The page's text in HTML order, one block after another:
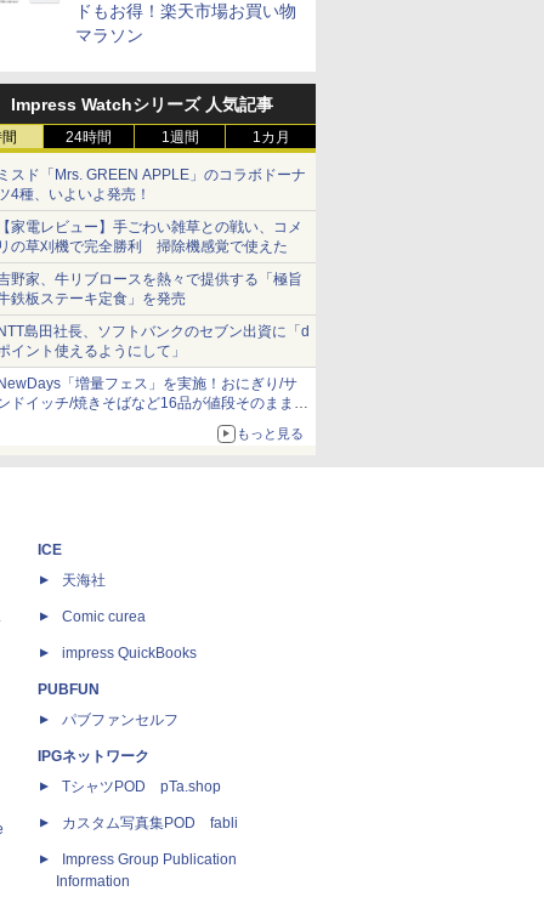
ドもお得！楽天市場お買い物
マラソン
Impress Watchシリーズ 人気記事
24時間 1週間 1カ月
スド「Mrs. GREEN APPLE」のコラボドーナ
4種、いよいよ発売！
家電レビュー】手ごわい雑草との戦い、コメ
の草刈機で完全勝利 掃除機感覚で使えた
野家、牛リブロースを熱々で提供する「極旨
鉄板ステーキ定食」を発売
島田社長、ソフトバンクのセブン出資に「d
イント使えるようにして」
「増量フェス」を実施！おにぎり/サ
ドイッチ/焼きそばなど16品が値段そのままで
もっと見る
ICE
天海社
Comic curea
impress QuickBooks
PUBFUN
パブファンセルフ
IPGネットワーク
TシャツPOD pTa.shop
カスタム写真集POD fabli
Impress Group Publication
Information